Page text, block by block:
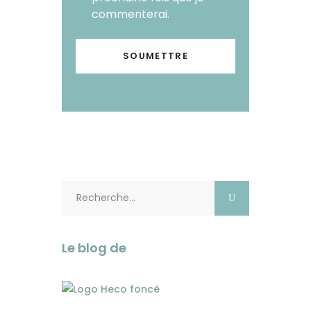
commenterai.
Le blog de